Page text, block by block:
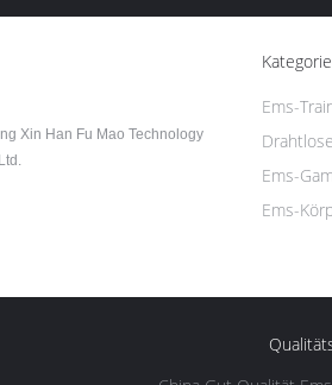
Xin Han Fu Mao Technology
Ems-
Ems-
Ems-